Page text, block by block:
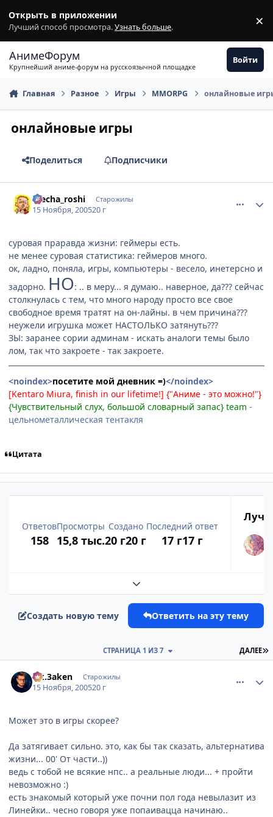
Открыть в приложении
Лучший способ просмотра.Узнать больше. ×
АнимеФорум
Крупнейший аниме-форум на русскоязычной площадке
Войти
Главная Разное Игры MMORPG онлайновые
онлайновые игры
Поделиться Подписчики
mecha_roshi Старожилы
15 Ноября, 200520 г
суровая праравда жизни: геймеры есть.
не менее суровая статистика: геймеров много.
ок, ладно, поняла, игры, компьютеры - весело, инетерсно и
задорно. НО: .. в меру... я думаю.. наверное, да??? сейчас
столкнулась с тем, что много народу просто все свое
свободное время тратят на он-лайны. в чем причина???
неужели игрушка может НАСТОЛЬКО затянуть???
ЗЫ: заранее сории админам - искать аналоги темы было
лом, так что закроете - так закроете.
<noindex>посетите мой дневник =)</noindex>
[Kentaro Miura, finish in our lifetime!] {"Аниме - это можно!"}
{Чувствительный слух, большой словарный запас} team -
цельнометаллическая тентакля
Цитата
Ответов
158
Просмотры
15,8 тыс.
Создано
20 г20 г
Последний ответ
17 г17 г
Развернуть обзор темы
Создать новую тему Ответить на эту тему
ДАЛЕЕ
СТРАНИЦА 1 ИЗ 7
s.k.3aken Старожилы
15 Ноября, 200520 г
Может это в игры скорее?
Да затягивает сильно. это, как бы так сказать, альтернатива
жизни... 00' От части..))
ведь с тобой не всякие нпс.. а реальные люди... + пройти
невозможно :)
есть знакомый который уже почни пол года невылазит из
Линейки.. чесно говоря уже попаивацца начинаю..